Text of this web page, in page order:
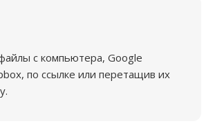
с компьютера, Google
по ссылке или перетащив их